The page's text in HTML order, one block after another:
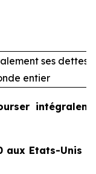
ses dettes
entier
aux Etats-Unis